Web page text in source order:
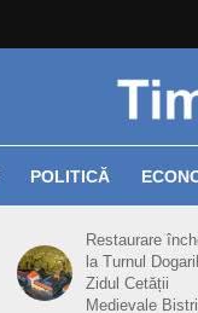
POLITICĂ
Restaurare
la Turnul
Zidul Cetății
Medievale